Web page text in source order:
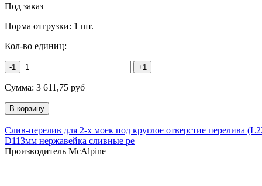
Под заказ
Норма отгрузки: 1 шт.
Кол-во единиц:
-1 +1
Сумма: 3 611,75 руб
Слив-перелив для 2-х моек под круглое отверстие перелива
D113мм нержавейка сливные ре
Производитель McAlpine